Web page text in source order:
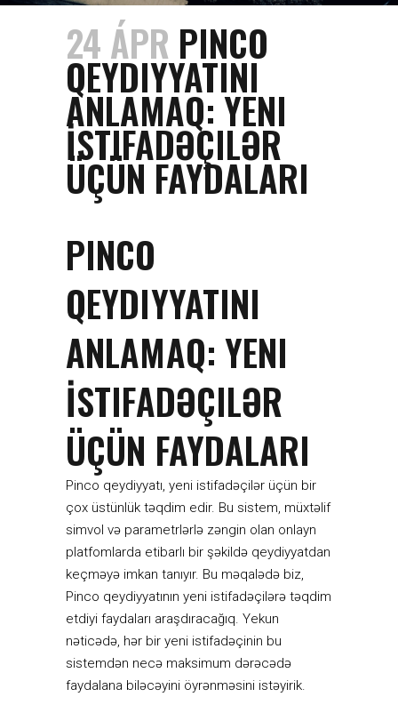
24 ÁPR PINCO
QEYDIYYATINI
ANLAMAQ: YENI
İSTIFADƏÇILƏR
ÜÇÜN FAYDALARI
PINCO
QEYDIYYATINI
ANLAMAQ: YENI
İSTIFADƏÇILƏR
ÜÇÜN FAYDALARI
Pinco qeydiyyatı, yeni istifadəçilər üçün bir
çox üstünlük təqdim edir. Bu sistem, müxtəlif
simvol və parametrlərlə zəngin olan onlayn
platfomlarda etibarlı bir şəkildə qeydiyyatdan
keçməyə imkan tanıyır. Bu məqalədə biz,
Pinco qeydiyyatının yeni istifadəçilərə təqdim
etdiyi faydaları araşdıracağıq. Yekun
nəticədə, hər bir yeni istifadəçinin bu
sistemdən necə maksimum dərəcədə
faydalana biləcəyini öyrənməsini istəyirik.